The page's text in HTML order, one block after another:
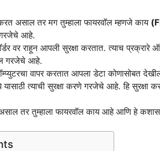
असाल तर मग तुम्हाला फायरवॉल म्हणजे काय
आहे.
वर राहून आपली सुरक्षा करतात. त्याच
गरजेचे आहे.
वापर करतात आपला डेटा कोणासोबत
त्याची सुरक्षा करणे गरजेचे आहे. हि सुरक्षा
तर तुम्हाला फायरवॉल काय आहे आणि हे